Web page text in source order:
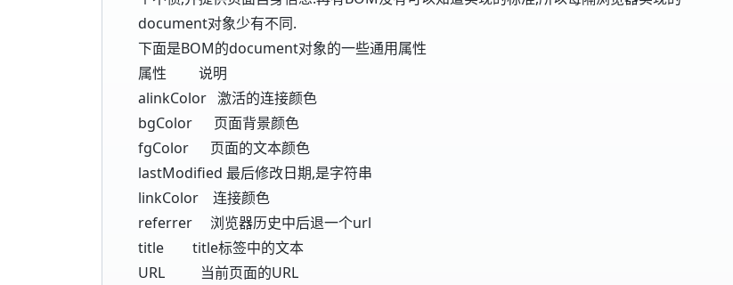
document对象少有不同.
下面是BOM的document对象的一些通用属性
属性 说明
alinkColor 激活的连接颜色
bgColor 页面背景颜色
fgColor 页面的文本颜色
lastModified 最后修改日期,是字符串
linkColor 连接颜色
referrer 浏览器历史中后退一个url
title title标签中的文本
URL 当前页面的URL